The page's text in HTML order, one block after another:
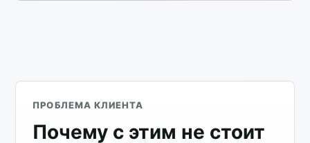
ПРОБЛЕМА КЛИЕНТА
Почему с этим не стоит